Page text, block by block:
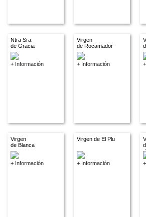
Ntra Sra.
de Gracia
+ Información
Virgen
de Rocamador
+ Información
Virgen
de Blanca
+ Información
Virgen de El Plu
+ Información